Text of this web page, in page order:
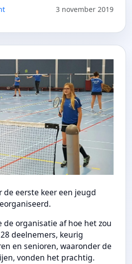
3 november 2019
de eerste keer een jeugd
de organisatie af hoe het zou
deelnemers, keurig
en senioren, waaronder de
vonden het prachtig.